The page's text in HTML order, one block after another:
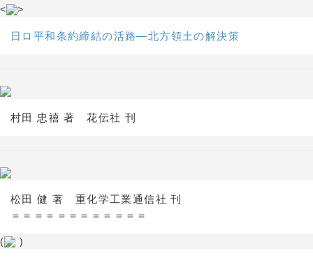
< >
日ロ平和条約締結の活路―北方領土の解決策
村田 忠禧 著 花伝社 刊
松田 健 著 重化学工業通信社 刊
＝＝＝＝＝＝＝＝＝＝＝＝
( )